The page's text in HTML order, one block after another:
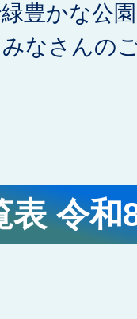
豊かな公
なさんの
表 令和